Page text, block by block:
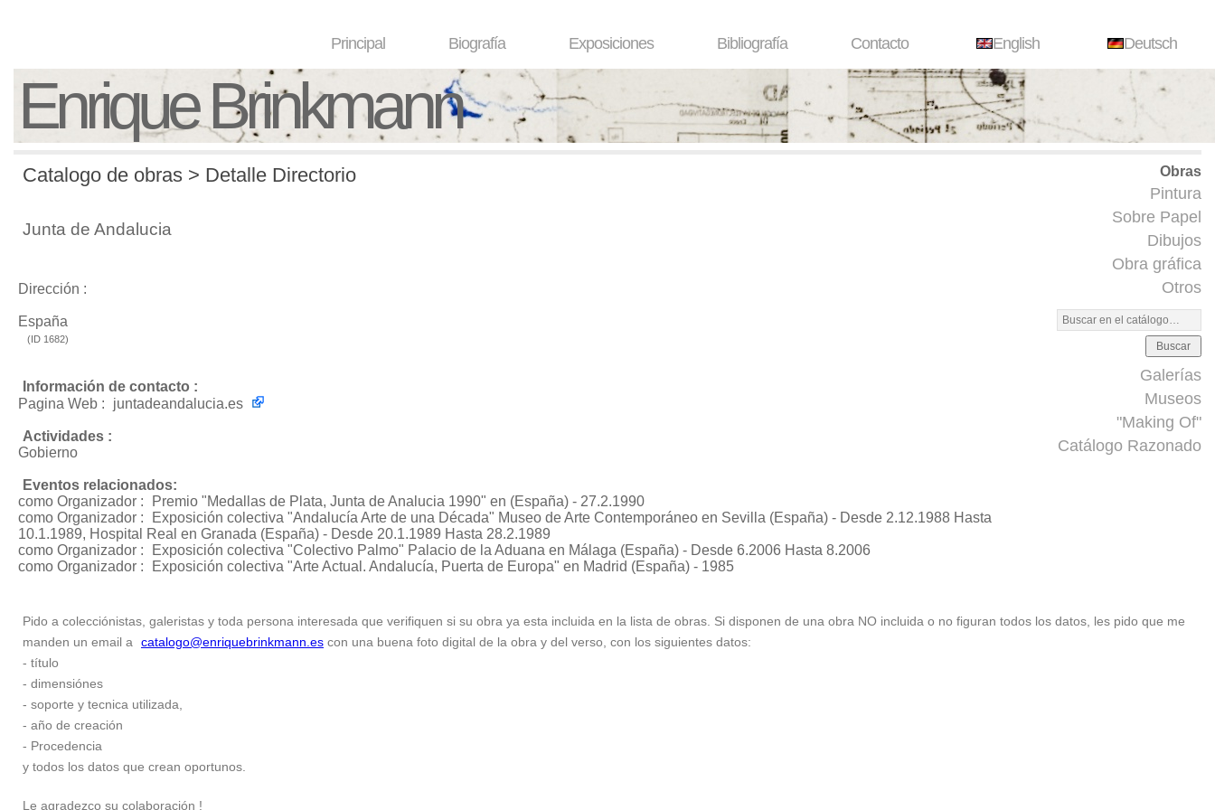
Principal Biografía Exposiciones Bibliografía Contacto English Deutsch
Enrique Brinkmann
Obras
Pintura
Sobre Papel
Dibujos
Obra gráfica
Otros
Buscar
Galerías
Museos
"Making Of"
Catálogo Razonado
Catalogo de obras > Detalle Directorio
Junta de Andalucia
Dirección :
España
(ID 1682)
Información de contacto :
Pagina Web :
juntadeandalucia.es
Actividades :
Gobierno
Eventos relacionados:
como Organizador :
Premio "Medallas de Plata, Junta de Analucia 1990" en (España) - 27.2.1990
como Organizador :
Exposición colectiva "Andalucía Arte de una Década" Museo de Arte Contemporáneo en Sevilla (España) - Desde 2.12.1988 Hasta
10.1.1989, Hospital Real en Granada (España) - Desde 20.1.1989 Hasta 28.2.1989
como Organizador :
Exposición colectiva "Colectivo Palmo" Palacio de la Aduana en Málaga (España) - Desde 6.2006 Hasta 8.2006
como Organizador :
Exposición colectiva "Arte Actual. Andalucía, Puerta de Europa" en Madrid (España) - 1985
Pido a colecciónistas, galeristas y toda persona interesada que verifiquen si su obra ya esta incluida en la lista de obras. Si disponen de una obra NO incluida o no figuran todos los datos, les pido que me
manden un email a
catalogo@enriquebrinkmann.es con una buena foto digital de la obra y del verso, con los siguientes datos:
- título
- dimensiónes
- soporte y tecnica utilizada,
- año de creación
- Procedencia
y todos los datos que crean oportunos.
Le agradezco su colaboración !